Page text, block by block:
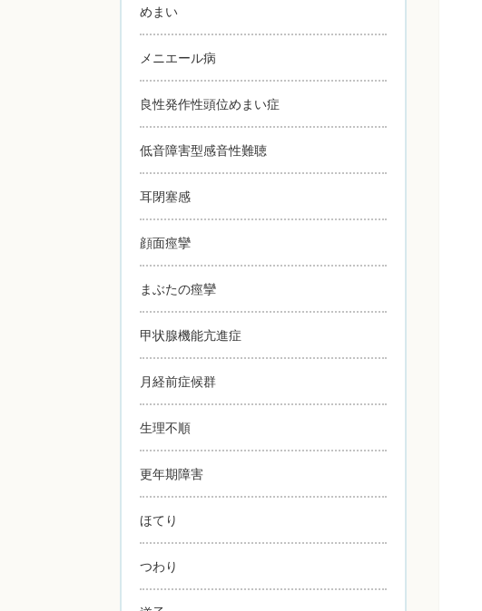
めまい
メニエール病
良性発作性頭位めまい症
低音障害型感音性難聴
耳閉塞感
顔面痙攣
まぶたの痙攣
甲状腺機能亢進症
月経前症候群
生理不順
更年期障害
ほてり
つわり